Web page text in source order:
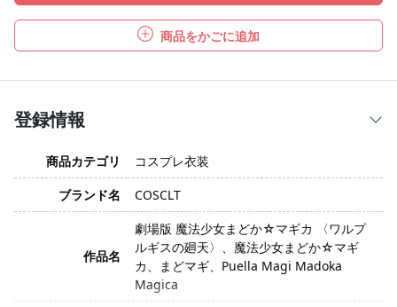
商品をかごに追加
登録情報
商品カテゴリ
コスプレ衣装
ブランド名
COSCLT
作品名
劇場版 魔法少女まどか☆マギカ 〈ワルプ
ルギスの廻天〉、魔法少女まどか☆マギ
カ、まどマギ、Puella Magi Madoka
Magica